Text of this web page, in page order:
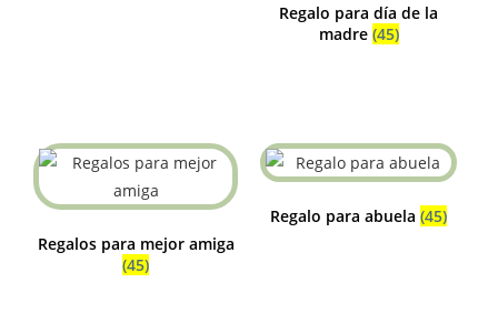
Regalo para día de la
madre (45)
Regalos para mejor amiga
(45)
Regalo para abuela (45)